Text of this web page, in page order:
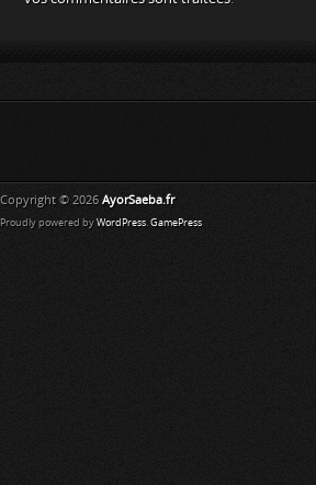
Copyright © 2026 AyorSaeba.fr
Proudly powered by WordPress. GamePress